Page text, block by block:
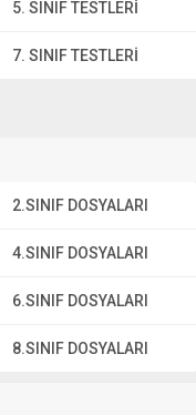
5. SINIF TESTLERI
7. SINIF TESTLERI
2.SINIF DOSYALARI
4.SINIF DOSYALARI
6.SINIF DOSYALARI
8.SINIF DOSYALARI